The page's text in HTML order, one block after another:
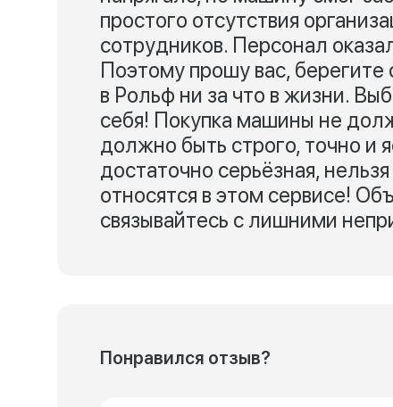
простого отсутствия
сотрудников. Персонал
Поэтому прошу вас, берегите
в Рольф ни за что в жизни.
себя! Покупка машины не
должно быть строго, точно и
достаточно серьёзная,
относятся в этом сервисе!
связывайтесь с лишними
Понравился отзыв?